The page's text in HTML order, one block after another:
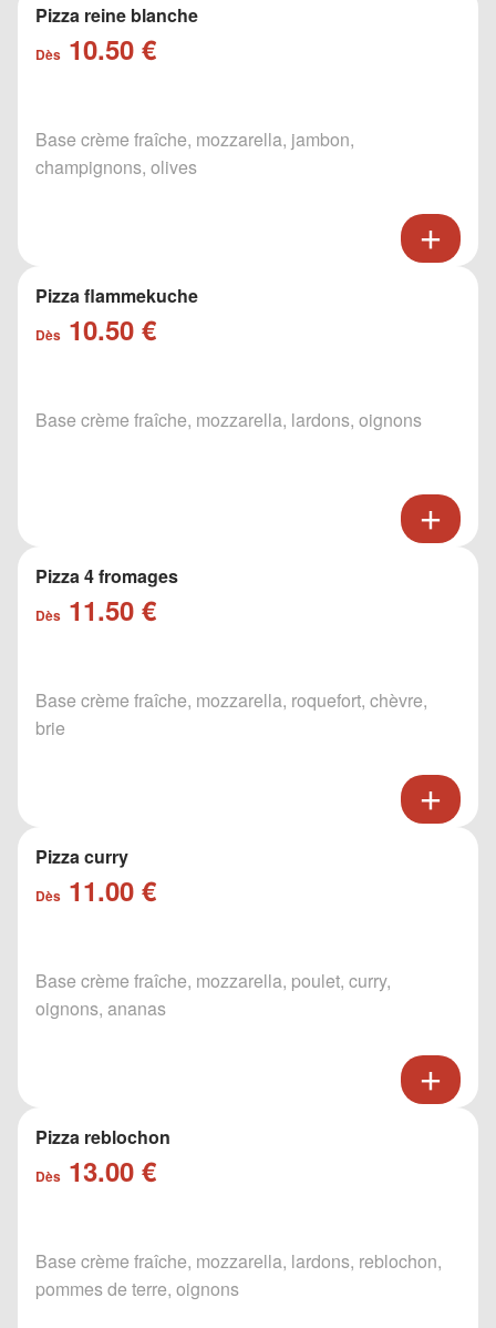
Pizza reine blanche
Dès 10.50 €
Base crème fraîche, mozzarella, jambon,
champignons, olives
Pizza flammekuche
Dès 10.50 €
Base crème fraîche, mozzarella, lardons, oignons
Pizza 4 fromages
Dès 11.50 €
Base crème fraîche, mozzarella, roquefort, chèvre,
brie
Pizza curry
Dès 11.00 €
Base crème fraîche, mozzarella, poulet, curry,
oignons, ananas
Pizza reblochon
Dès 13.00 €
Base crème fraîche, mozzarella, lardons, reblochon,
pommes de terre, oignons